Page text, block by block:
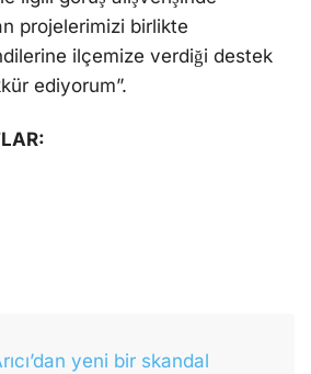
projelerimizi birlikte
ilçemize verdiği destek
ediyorum”.
yeni bir skandal